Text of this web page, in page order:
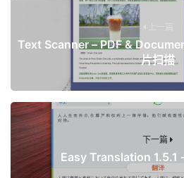
Text Scanner – PDF &
片扫描
下一篇
Easy